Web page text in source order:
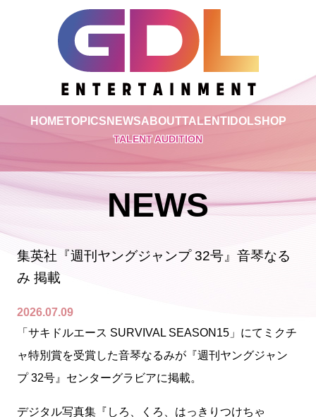
HOMETOPICS NEWSABOUTTALENTIDOLSHOP
TALENT AUDITION
NEWS
集英社『週刊ヤングジャンプ 32号』音琴なる
み 掲載
2026.07.09
「サキドルエース SURVIVAL SEASON15」にてミクチ
ャ特別賞を受賞した音琴なるみが『週刊ヤングジャン
プ 32号』センターグラビアに掲載。
デジタル写真集『しろ、くろ、はっきりつけちゃ